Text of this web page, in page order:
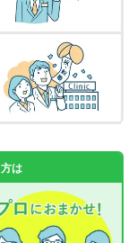
方は